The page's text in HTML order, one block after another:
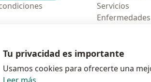
Servicios
Enfermedades
Tu privacidad es importante
Usamos cookies para ofrecerte una